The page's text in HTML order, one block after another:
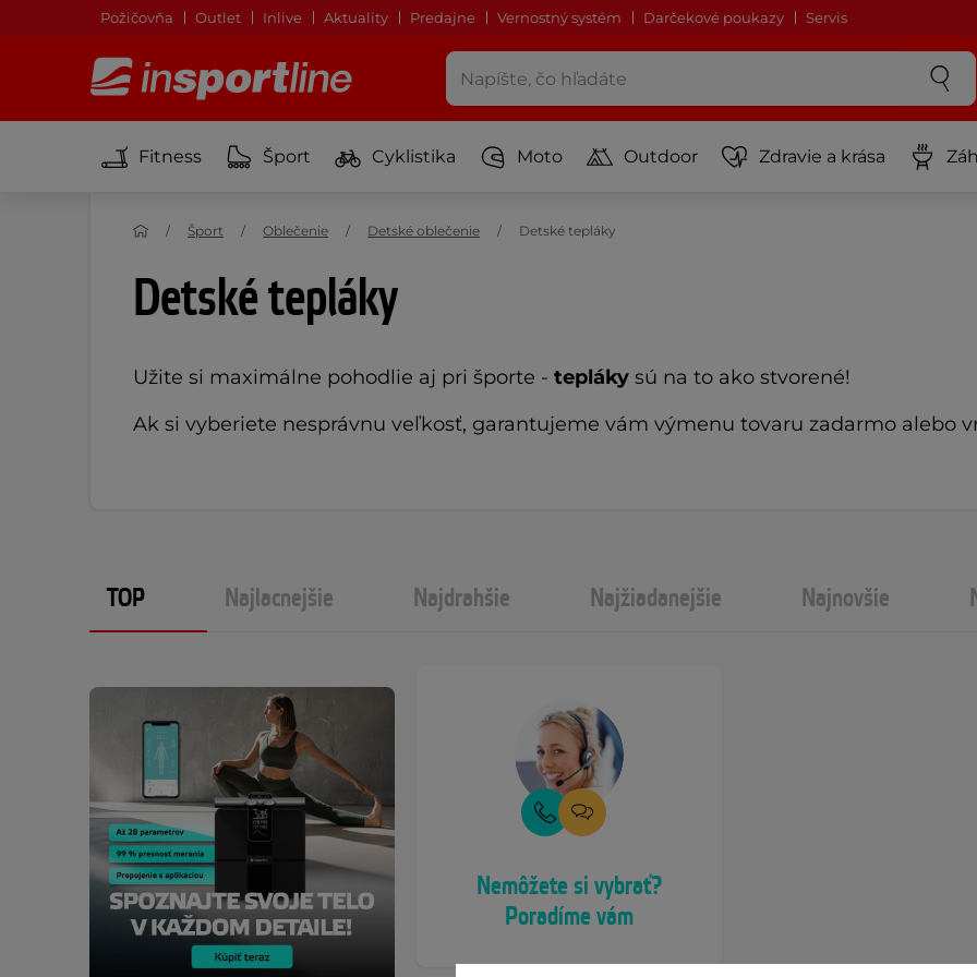
Požičovňa Outlet Inlive Aktuality Predajne Vernostný systém Darčekové poukazy Servis
Fitness Šport Cyklistika Moto Outdoor Zdravie a krása
Detské tepláky
Užite si maximálne pohodlie aj pri športe - tepláky sú na to ako stvorené!
Ak si vyberiete nesprávnu veľkosť, garantujeme vám výmenu tovaru zadarmo alebo
Šport Oblečenie Detské oblečenie Detské tepláky
TOP Najlacnejšie Najdrahšie Najžiadanejšie Najnovšie
Nemôžete si vybrať?
Poradíme vám